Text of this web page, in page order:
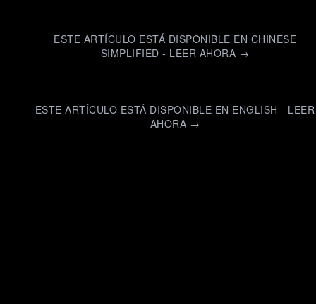
ESTE ARTÍCULO ESTÁ DISPONIBLE EN CHINESE
SIMPLIFIED - LEER AHORA →
ESTE ARTÍCULO ESTÁ DISPONIBLE EN ENGLISH - LEER
AHORA →